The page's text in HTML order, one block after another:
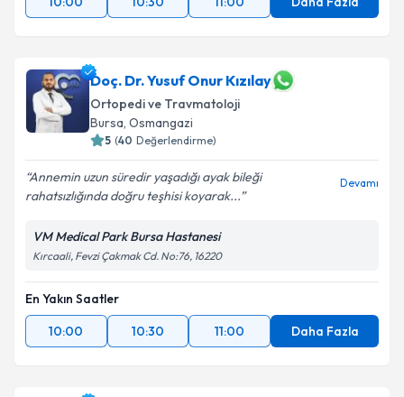
Doç. Dr. Yusuf Onur Kızılay
Ortopedi ve Travmatoloji
Bursa, Osmangazi
5 (40 Değerlendirme)
Annemin uzun süredir yaşadığı ayak bileği
rahatsızlığında doğru teşhisi koyarak...
Devamı
VM Medical Park Bursa Hastanesi
Kırcaali, Fevzi Çakmak Cd. No:76, 16220
En Yakın Saatler
10:00
10:30 11:00 Daha Fazla